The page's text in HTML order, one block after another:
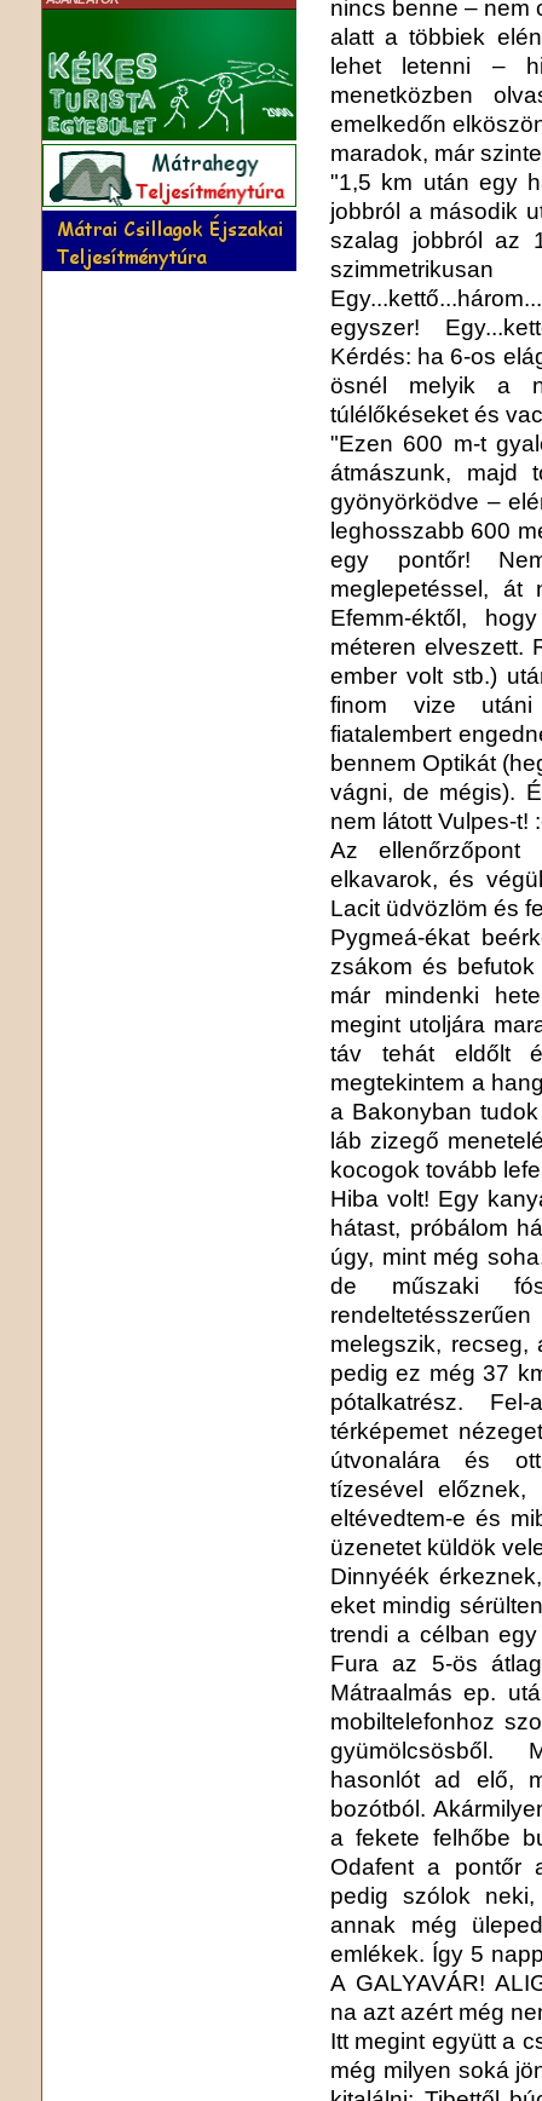
nincs benne – nem
alatt a többiek
lehet letenni –
menetközben
emelkedőn
maradok, már
"1,5 km után egy
jobbról a második
szalag jobbról az
egyszer!
Kérdés: ha 6-os
ösnél melyik a
túlélőkéseket és
"Ezen 600 m-t
átmászunk, majd
gyönyörködve –
leghosszabb 600
egy pontőr!
meglepetéssel, át
Efemm-éktől,
méteren elveszett.
ember volt stb.)
finom vize
fiatalembert
bennem Optikát
vágni, de mégis).
nem látott Vulpes-t!
Az ellenőrzőpont
elkavarok, és
Lacit üdvözlöm és
Pygmeá-ékat
zsákom és
már mindenki
megint utoljára
táv tehát eldőlt
megtekintem a
a Bakonyban
láb zizegő
kocogok tovább
Hiba volt! Egy
hátast, próbálom
úgy, mint még
de műszaki
melegszik, recseg,
pedig ez még 37
pótalkatrész.
térképemet
útvonalára és
tízesével előznek,
eltévedtem-e és
üzenetet küldök
Dinnyéék
eket mindig
trendi a célban
Fura az 5-ös
Mátraalmás ep.
mobiltelefonhoz
gyümölcsösből.
hasonlót ad elő,
bozótból.
a fekete felhőbe
Odafent a pontőr
pedig szólok
annak még
emlékek. Így 5
A GALYAVÁR!
na azt azért még
Itt megint együtt a
még milyen soká